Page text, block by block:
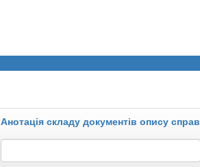
Анотація складу документів опису справ